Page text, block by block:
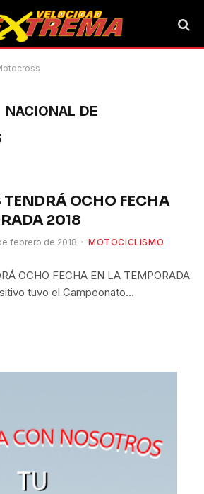
NACIONAL DE
OCHO FECHA
2018
febrero de 2018 MOTOCICLISMO
OCHO FECHA EN LA TEMPORADA
tuvo el Campeonato…